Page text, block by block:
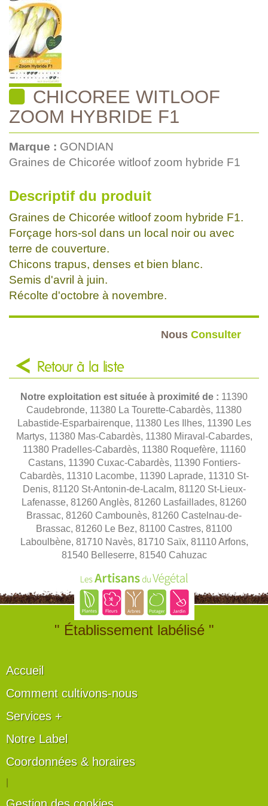
CHICOREE WITLOOF
ZOOM HYBRIDE F1
Marque : GONDIAN
Graines de Chicorée witloof zoom hybride F1
Descriptif du produit
Graines de Chicorée witloof zoom hybride F1.
Forçage hors-sol dans un local noir ou avec
terre de couverture.
Chicons trapus, denses et bien blanc.
Semis d'avril à juin.
Récolte d'octobre à novembre.
Nous Consulter
Retour à la liste
Notre exploitation est située à proximité de : 11390
Caudebronde, 11380 La Tourette-Cabardès, 11380
Labastide-Esparbairenque, 11380 Les Ilhes, 11390 Les
Martys, 11380 Mas-Cabardès, 11380 Miraval-Cabardes,
11380 Pradelles-Cabardès, 11380 Roquefère, 11160
Castans, 11390 Cuxac-Cabardès, 11390 Fontiers-
Cabardès, 11310 Lacombe, 11390 Laprade, 11310 St-
Denis, 81120 St-Antonin-de-Lacalm, 81120 St-Lieux-
Lafenasse, 81260 Anglès, 81260 Lasfaillades, 81260
Brassac, 81260 Cambounès, 81260 Castelnau-de-
Brassac, 81260 Le Bez, 81100 Castres, 81100
Laboulbène, 81710 Navès, 81710 Saïx, 81110 Arfons,
81540 Belleserre, 81540 Cahuzac
" Établissement labélisé "
Accueil
Comment cultivons-nous
Services +
Notre Label
Coordonnées & horaires